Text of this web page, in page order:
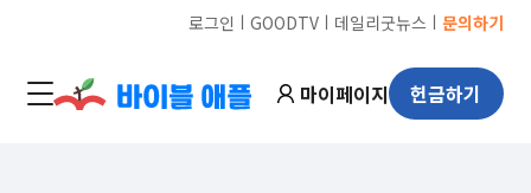
로그인 ㅣ GOODTVㅣ 데일리굿뉴스 ㅣ 문의하기
마이페이지 헌금하기